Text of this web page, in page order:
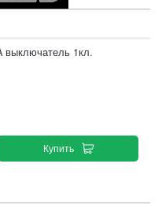
выключатель 1кл.
Купить